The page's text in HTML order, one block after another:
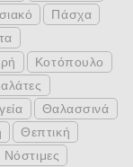
Πάσχα
Κοτόπουλο
Θαλασσινά
Θεπτική
Νόστιμες